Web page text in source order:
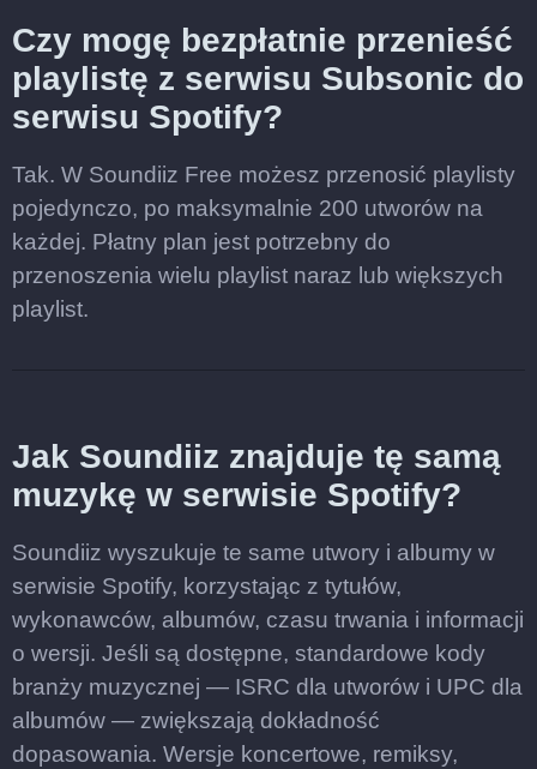
Czy mogę bezpłatnie przenieść
playlistę z serwisu Subsonic do
serwisu Spotify?
Tak. W Soundiiz Free możesz przenosić playlisty
pojedynczo, po maksymalnie 200 utworów na
każdej. Płatny plan jest potrzebny do
przenoszenia wielu playlist naraz lub większych
playlist.
Jak Soundiiz znajduje tę samą
muzykę w serwisie Spotify?
Soundiiz wyszukuje te same utwory i albumy w
serwisie Spotify, korzystając z tytułów,
wykonawców, albumów, czasu trwania i informacji
o wersji. Jeśli są dostępne, standardowe kody
branży muzycznej — ISRC dla utworów i UPC dla
albumów — zwiększają dokładność
dopasowania. Wersje koncertowe, remiksy,